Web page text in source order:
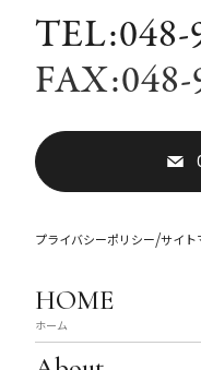
TEL:048-
プライバシーポリシー/サイト
HOME
ホーム